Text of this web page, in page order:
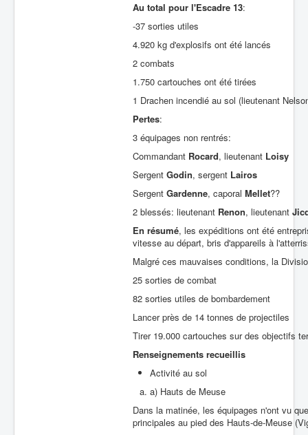
Au total pour l'Escadre 13:
-37 sorties utiles
4.920 kg d'explosifs ont été lancés
2 combats
1.750 cartouches ont été tirées
1 Drachen incendié au sol (lieutenant
Pertes:
3 équipages non rentrés:
Commandant Rocard, lieutenant Loisy
Sergent Godin, sergent Lairos
Sergent Gardenne, caporal Mellet??
2 blessés: lieutenant Renon, lieutenant
En résumé, les expéditions ont été
vitesse au départ, bris d'appareils à
Malgré ces mauvaises conditions, la
25 sorties de combat
82 sorties utiles de bombardement
Lancer près de 14 tonnes de projectiles
Tirer 19.000 cartouches sur des objectifs
Renseignements recueillis
Activité au sol
a) Hauts de Meuse
Dans la matinée, les équipages n'ont vu
principales au pied des Hauts-de-Meuse